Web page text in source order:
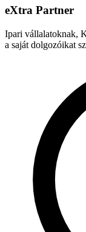
eXtra Partner
Ipari vállalatoknak,
a saját dolgozóikat